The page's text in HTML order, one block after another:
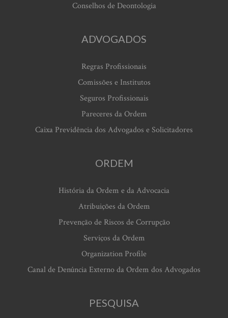
Conselhos de Deontologia
ADVOGADOS
Regras Profissionais
Comissões e Institutos
Seguros Profissionais
Pareceres da Ordem
Caixa Previdência dos Advogados e Solicitadores
ORDEM
História da Ordem e da Advocacia
Atribuições da Ordem
Prevenção de Riscos de Corrupção
Serviços da Ordem
Organization Profile
Canal de Denúncia Externo da Ordem dos Advogados
PESQUISA